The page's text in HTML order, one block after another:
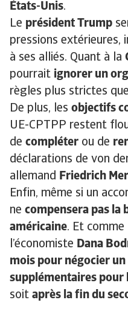
États-Unis.
Le président Trump
pressions extérieures,
à ses alliés. Quant à la
pourrait ignorer un
règles plus strictes que
De plus, les objectifs
UE-CPTPP restent
de compléter ou de
déclarations de von
allemand Friedrich
Enfin, même si un
ne compensera pas la
américaine. Et
l’économiste Dana
mois pour négocier un
supplémentaires
soit après la fin du